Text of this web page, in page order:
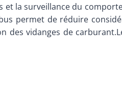
et la surveillance du
permet de réduire
des vidanges de